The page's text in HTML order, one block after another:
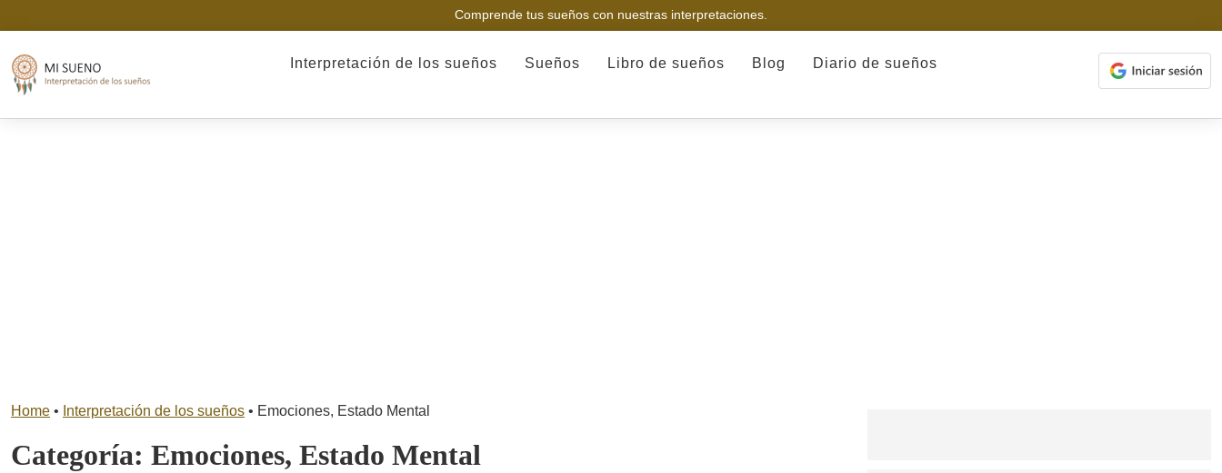
Comprende tus sueños con nuestras interpretaciones.
Interpretación de los sueños Sueños Libro de sueños Blog Diario de sueños
Home • Interpretación de los sueños • Emociones, Estado Mental
Categoría: Emociones, Estado Mental